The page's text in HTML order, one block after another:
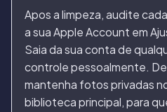
Apos a limpeza, audite
a sua Apple Account em
Saia da sua conta de
controle pessoalmente.
mantenha fotos privadas
biblioteca principal, para